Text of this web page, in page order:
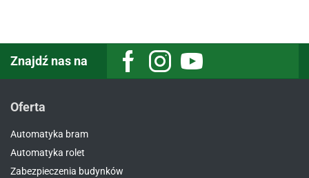
Znajdź nas na
Oferta
Automatyka bram
Automatyka rolet
Zabezpieczenia budynków